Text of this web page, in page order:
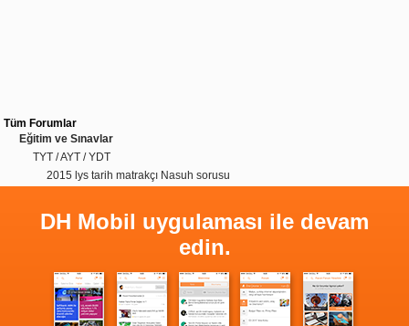
Tüm Forumlar
Eğitim ve Sınavlar
TYT / AYT / YDT
2015 lys tarih matrakçı Nasuh sorusu
DH Mobil uygulaması ile devam
edin.